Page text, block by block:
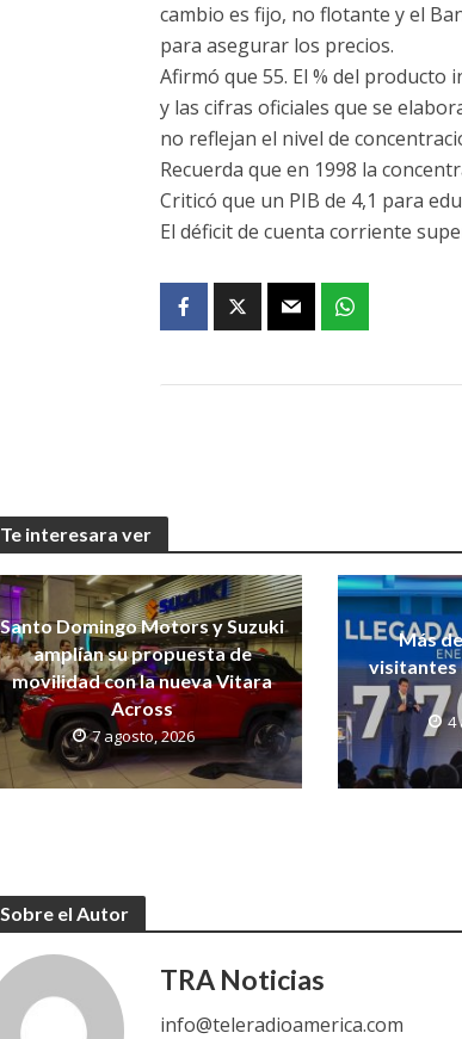
cambio es fijo, no flotante y el
para asegurar los precios.
Afirmó que 55. El % del
y las cifras oficiales que se
no reflejan el nivel de
Recuerda que en 1998 la
Criticó que un PIB de 4,1 para
El déficit de cuenta corriente
Te interesara ver
Santo Domingo Motors y Suzuki
amplían su propuesta de
movilidad con la nueva Vitara
Across
7 agosto, 2026
Más
visitantes
4
Sobre el Autor
TRA Noticias
info@teleradioamerica.com